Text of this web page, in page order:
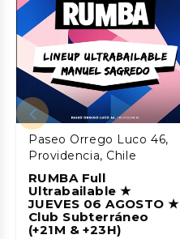
Paseo Orrego Luco 46,
Providencia, Chile
RUMBA Full
Ultrabailable ★
JUEVES 06 AGOSTO ★
Club Subterráneo
(+21M & +23H)